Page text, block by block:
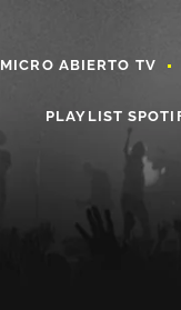
MICRO ABIERTO TV
PLAYLIST